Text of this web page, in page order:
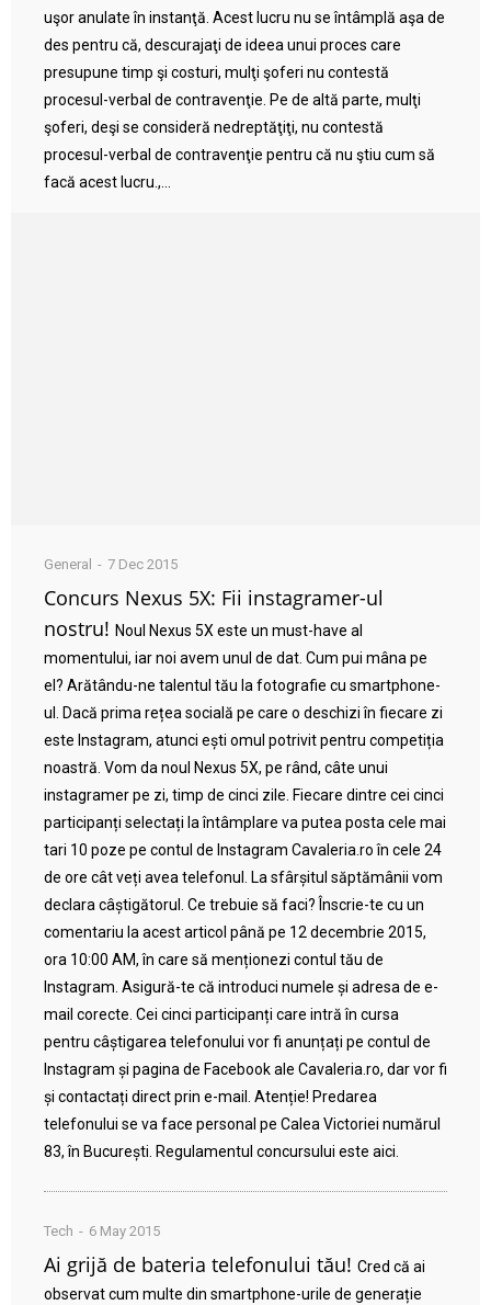
uşor anulate în instanţă. Acest lucru nu se întâmplă aşa de
des pentru că, descurajaţi de ideea unui proces care
presupune timp şi costuri, mulţi şoferi nu contestă
procesul-verbal de contravenţie. Pe de altă parte, mulţi
şoferi, deşi se consideră nedreptăţiţi, nu contestă
procesul-verbal de contravenţie pentru că nu ştiu cum să
facă acest lucru.,...
General 7 Dec 2015
Concurs Nexus 5X: Fii instagramer-ul
nostru! Noul Nexus 5X este un must-have al
momentului, iar noi avem unul de dat. Cum pui mâna pe
el? Arătându-ne talentul tău la fotografie cu smartphone-
ul. Dacă prima rețea socială pe care o deschizi în fiecare zi
este Instagram, atunci ești omul potrivit pentru competiția
noastră. Vom da noul Nexus 5X, pe rând, câte unui
instagramer pe zi, timp de cinci zile. Fiecare dintre cei cinci
participanți selectați la întâmplare va putea posta cele mai
tari 10 poze pe contul de Instagram Cavaleria.ro în cele 24
de ore cât veți avea telefonul. La sfârșitul săptămânii vom
declara câștigătorul. Ce trebuie să faci? Înscrie-te cu un
comentariu la acest articol până pe 12 decembrie 2015,
ora 10:00 AM, în care să menționezi contul tău de
Instagram. Asigură-te că introduci numele și adresa de e-
mail corecte. Cei cinci participanți care intră în cursa
pentru câștigarea telefonului vor fi anunțați pe contul de
Instagram și pagina de Facebook ale Cavaleria.ro, dar vor fi
și contactați direct prin e-mail. Atenție! Predarea
telefonului se va face personal pe Calea Victoriei numărul
83, în București. Regulamentul concursului este aici.
Tech 6 May 2015
Ai grijă de bateria telefonului tău! Cred că ai
observat cum multe din smartphone-urile de generație